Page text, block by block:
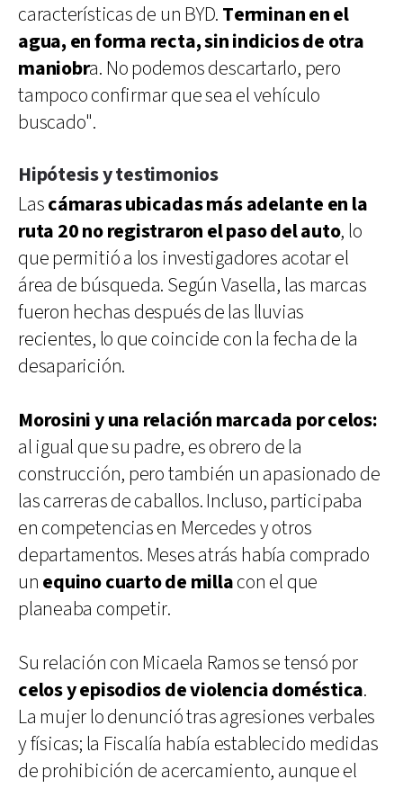
características de un BYD. Terminan en el
agua, en forma recta, sin indicios de otra
maniobra. No podemos descartarlo, pero
tampoco confirmar que sea el vehículo
buscado".
Hipótesis y testimonios
Lascámaras ubicadas más adelante en la
ruta 20 no registraron el paso del auto, lo
que permitió a los investigadores acotar el
área de búsqueda. Según Vasella, las marcas
fueron hechas después de las lluvias
recientes, lo que coincide con la fecha de la
desaparición.
Morosini y una relación marcada por celos:
al igual que su padre, es obrero de la
construcción, pero también un apasionado de
las carreras de caballos. Incluso, participaba
en competencias en Mercedes y otros
departamentos. Meses atrás había comprado
un equino cuarto de millacon el que
planeaba competir.
Su relación con Micaela Ramos se tensó por
celos y episodios de violencia doméstica.
La mujer lo denunció tras agresiones verbales
y físicas; la Fiscalía había establecido medidas
de prohibición de acercamiento, aunque el